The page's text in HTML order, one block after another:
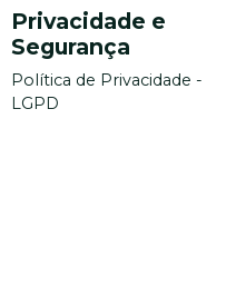
Privacidade e
Segurança
Política de Privacidade -
LGPD